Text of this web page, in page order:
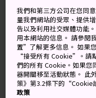
取得轉乘資訊
關鍵字 地圖
開車是探索
我們和第三方公司在您同
量我們網站的受眾、提供
告以及利用社交媒體功能
用本網站的信息。 請參
置”了解更多信息。 如果
“接受所有 Cookie”。
們的所有 Cookie。如果您
器開關移至活動狀態。 此
策》第3.2條下的“Cookie
政策